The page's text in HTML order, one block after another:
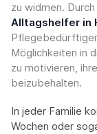
zu widmen.
Alltagshelfer in
Möglichkeiten in
zu motivieren,
beizubehalten.
In jeder Familie
Wochen oder